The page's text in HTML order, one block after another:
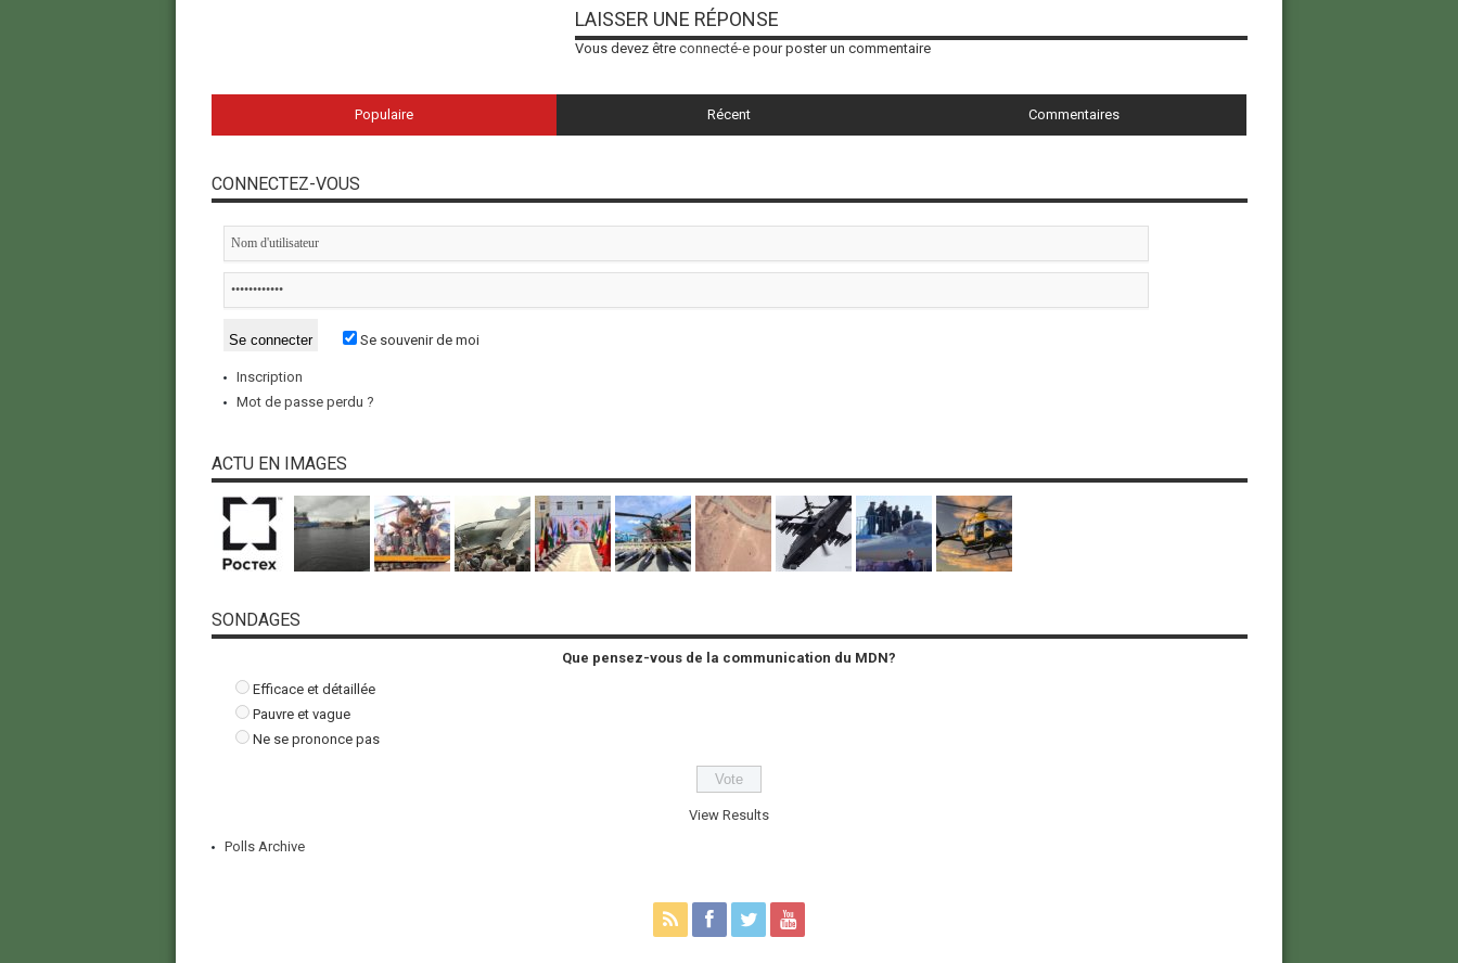
LAISSER UNE RÉPONSE
Vous devez être connecté-epour poster un commentaire
Populaire Récent Commentaires
CONNECTEZ-VOUS
Se souvenir de moi
Inscription
Mot de passe perdu ?
ACTU EN IMAGES
SONDAGES
Que pensez-vous de la communication du MDN?
Efficace et détaillée
Pauvre et vague
Ne se prononce pas
View Results
Polls Archive